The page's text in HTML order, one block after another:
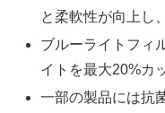
と柔軟性が向上し
ブルーライトフィ
イトを最大20%カ
一部の製品には抗